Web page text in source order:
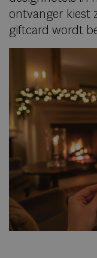
ontvanger kiest
giftcard wordt